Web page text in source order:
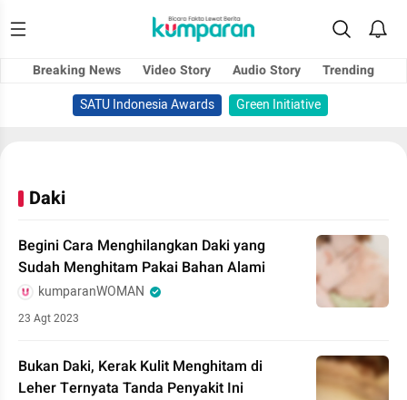
Breaking News Video Story Audio Story
Trending
SATU Indonesia Awards
Green Initiative
Daki
Begini Cara Menghilangkan Daki yang
Sudah Menghitam Pakai Bahan Alami
kumparanWOMAN
23 Agt 2023
Bukan Daki, Kerak Kulit Menghitam di
Leher Ternyata Tanda Penyakit Ini